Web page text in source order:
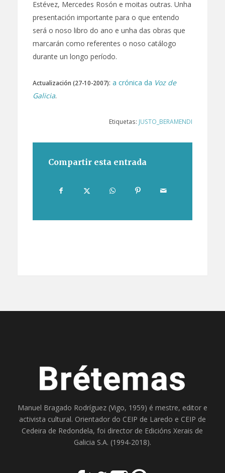
Estévez, Mercedes Rosón e moitas outras. Unha
presentación importante para o que entendo
será o noso libro do ano e unha das obras que
marcarán como referentes o noso catálogo
durante un longo período.
Actualización (27-10-2007): a crónica da Voz de
Galicia.
Etiquetas: JUSTO_BERAMENDI
Compartir esta entrada
Manuel Bragado Rodríguez (Vigo, 1959) é mestre, editor e
activista cultural. Orientador do CEIP de Laredo e CEIP de
Cedeira de Redondela, foi director de Edicións Xerais de
Galicia S.A. (1994-2018).